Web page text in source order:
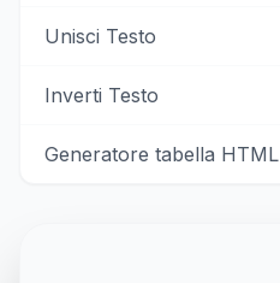
Unisci Testo
Inverti Testo
Generatore tabella HTML